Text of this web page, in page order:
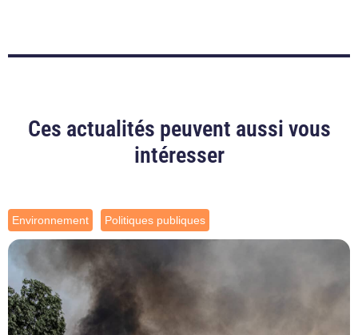
Ces actualités peuvent aussi vous
intéresser
Environnement Politiques publiques